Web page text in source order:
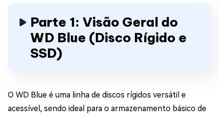
Parte 1: Visão Geral do
WD Blue (Disco Rígido e
SSD)
O WD Blue é uma linha de discos rígidos versátil e
acessível, sendo ideal para o armazenamento básico de